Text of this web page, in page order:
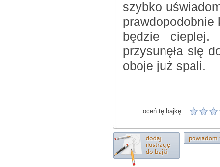
szybko
prawdopodobnie
będzie cieplej.
przysunęła się
oboje już spali.
oceń tę bajkę: